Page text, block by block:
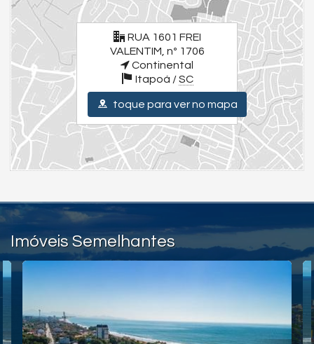
Tubulação para ar-condicionado tipo Split
O sonho do imóvel na praia está mais próximo do que você imagina,
venha descobrir!
Valores e condições podem ser alterados sem aviso prévio.
Para uma experiência completa, assista aos vídeos detalhados dos
imóveis e da
cidade. Visite nossas redes sociais:
Instagram - @julianoolivaimoveis (Instagram/julianoOlivaImoveis)
Facebook - Juliano Oliva Imóveis (Facebook/JulianoOlivaImóveis)
YouTube Juliano Oliva Imóveis - (Youtube/ThauaniZanetti)
Características do Imóvel
Ar Condicionado
Cozinha
Banheiro Social
Endereço:
RUA 1601 FREI VALENTIM, nº 1706
ver mapa abaixo
RUA 1601 FREI
VALENTIM, nº 1706
Continental
Itapoá /SC
toque para ver no mapa
Imóveis Semelhantes